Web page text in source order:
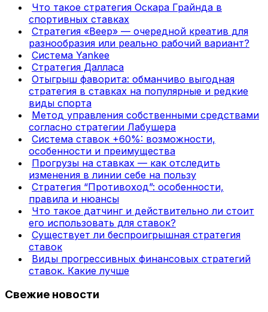
Что такое стратегия Оскара Грайнда в
спортивных ставках
Стратегия «Веер» — очередной креатив для
разнообразия или реально рабочий вариант?
Система Yankee
Стратегия Далласа
Отыгрыш фаворита: обманчиво выгодная
стратегия в ставках на популярные и редкие
виды спорта
Метод управления собственными средствами
согласно стратегии Лабушера
Система ставок +60%: возможности,
особенности и преимущества
Прогрузы на ставках — как отследить
изменения в линии себе на пользу
Стратегия “Противоход”: особенности,
правила и нюансы
Что такое датчинг и действительно ли стоит
его использовать для ставок?
Существует ли беспроигрышная стратегия
ставок
Виды прогрессивных финансовых стратегий
ставок. Какие лучше
Свежие новости